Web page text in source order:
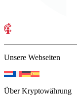
Unsere Webseiten
Über Kryptowährung